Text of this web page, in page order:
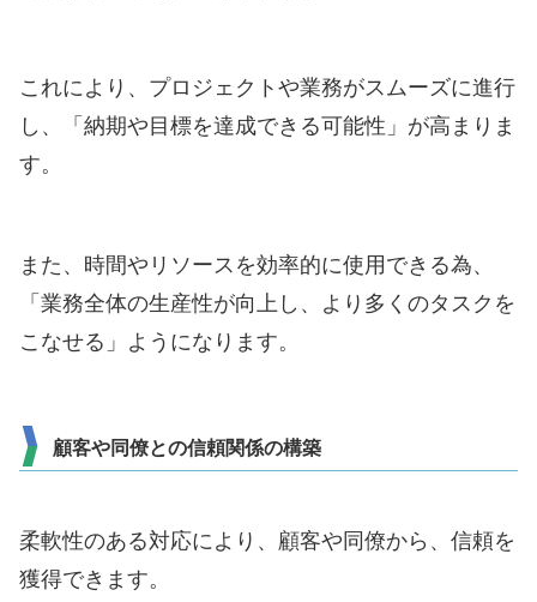
これにより、プロジェクトや業務がスムーズに進行
し、「納期や目標を達成できる可能性」が高まりま
す。
また、時間やリソースを効率的に使用できる為、
「業務全体の生産性が向上し、より多くのタスクを
こなせる」ようになります。
顧客や同僚との信頼関係の構築
柔軟性のある対応により、顧客や同僚から、信頼を
獲得できます。